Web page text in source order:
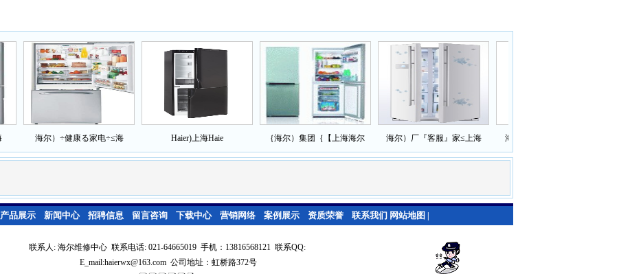
海尔）÷健康る家电÷≤海 Haier)上海Haie ｛海尔）集团｛【上海海尔 海尔）厂『客服』家≤上海 海尔冰箱维修服务站-服务
产品展示 新闻中心 招聘信息 留言咨询 下载中心 营销网络 案例展示 资质荣誉 联系我们 网站地图
联系人: 海尔维修中心 联系电话: 021-64665019 手机：13816568121 联系QQ:
E_mail:haierwx@163.com 公司地址：虹桥路372号